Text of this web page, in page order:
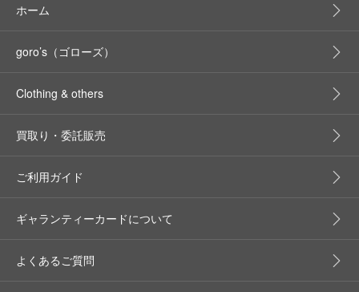
ホーム
goro’s（ゴローズ）
Clothing & others
買取り・委託販売
ご利用ガイド
ギャランティーカードについて
よくあるご質問